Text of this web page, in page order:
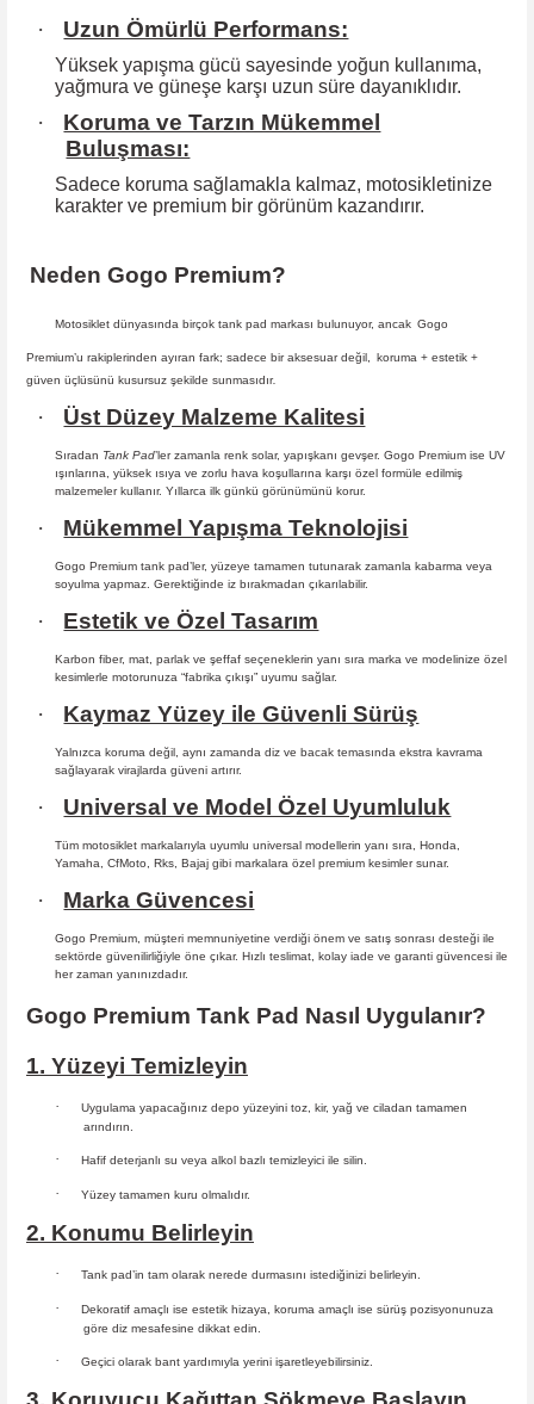
· Uzun Ömürlü Performans:
Yüksek yapışma gücü sayesinde yoğun kullanıma,
yağmura ve güneşe karşı uzun süre dayanıklıdır.
·
Koruma ve Tarzın Mükemmel
Buluşması:
Sadece koruma sağlamakla kalmaz, motosikletinize
karakter ve premium bir görünüm kazandırır.
Neden Gogo Premium?
Motosiklet dünyasında birçok tank pad markası bulunuyor, ancak Gogo
Premium’u rakiplerinden ayıran fark; sadece bir aksesuar değil,
koruma + estetik +
güven üçlüsünü kusursuz şekilde sunmasıdır.
· Üst Düzey Malzeme Kalitesi
Sıradan Tank Pad’ler zamanla renk solar, yapışkanı gevşer. Gogo Premium ise UV
ışınlarına, yüksek ısıya ve zorlu hava koşullarına karşı özel formüle edilmiş
malzemeler kullanır. Yıllarca ilk günkü görünümünü korur.
· Mükemmel Yapışma Teknolojisi
Gogo Premium tank pad’ler, yüzeye tamamen tutunarak zamanla kabarma veya
soyulma yapmaz. Gerektiğinde iz bırakmadan çıkarılabilir.
· Estetik ve Özel Tasarım
Karbon fiber, mat, parlak ve şeffaf seçeneklerin yanı sıra marka ve modelinize özel
kesimlerle motorunuza “fabrika çıkışı” uyumu sağlar.
· Kaymaz Yüzey ile Güvenli Sürüş
Yalnızca koruma değil, aynı zamanda diz ve bacak temasında ekstra kavrama
sağlayarak virajlarda güveni artırır.
· Universal ve Model Özel Uyumluluk
Tüm motosiklet markalarıyla uyumlu universal modellerin yanı sıra, Honda,
Yamaha, CfMoto, Rks, Bajaj gibi markalara özel premium kesimler sunar.
· Marka Güvencesi
Gogo Premium, müşteri memnuniyetine verdiği önem ve satış sonrası desteği ile
sektörde güvenilirliğiyle öne çıkar. Hızlı teslimat, kolay iade ve garanti güvencesi ile
her zaman yanınızdadır.
Gogo Premium Tank Pad Nasıl Uygulanır?
1. Yüzeyi Temizleyin
·
Uygulama yapacağınız depo yüzeyini toz, kir, yağ ve ciladan tamamen
arındırın.
· Hafif deterjanlı su veya alkol bazlı temizleyici ile silin.
· Yüzey tamamen kuru olmalıdır.
2. Konumu Belirleyin
· Tank pad’in tam olarak nerede durmasını istediğinizi belirleyin.
· Dekoratif amaçlı ise estetik hizaya, koruma amaçlı ise sürüş pozisyonunuza
göre diz mesafesine dikkat edin.
· Geçici olarak bant yardımıyla yerini işaretleyebilirsiniz.